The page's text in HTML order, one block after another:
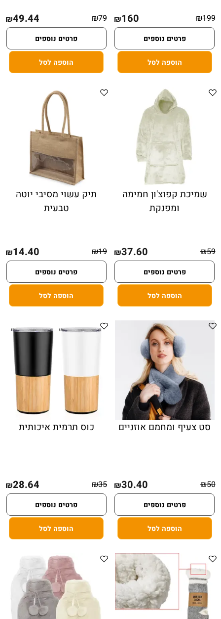
₪199
₪160
פרטים נוספים
הוספה לסל
₪79
₪49.44
פרטים נוספים
הוספה לסל
שמיכת קפוצ'ון חמימה
ומפנקת
₪59
₪37.60
פרטים נוספים
הוספה לסל
תיק עשוי מסיבי יוטה
טבעית
₪19
₪14.40
פרטים נוספים
הוספה לסל
סט צעיף ומחמם אוזניים
₪50
₪30.40
פרטים נוספים
הוספה לסל
כוס תרמית איכותית
₪35
₪28.64
פרטים נוספים
הוספה לסל